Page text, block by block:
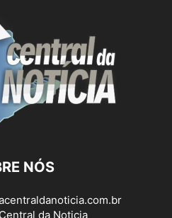
NÓS
da Noticia